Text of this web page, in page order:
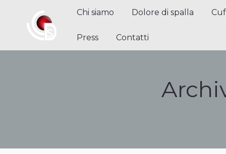
Chi siamo Dolore di spalla
Press Contatti
Chi siamo Dolore di spalla